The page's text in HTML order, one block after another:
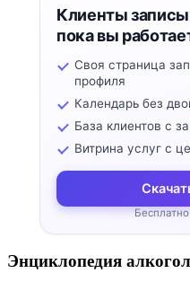
Клиенты
пока вы
Своя страница
профиля
Календарь без
База клиентов с
Витрина услуг с
Энциклопедия